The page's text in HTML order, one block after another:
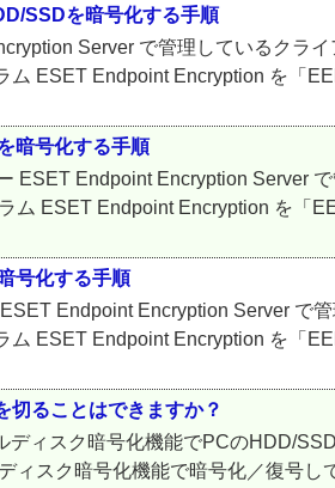
SSDを暗号化する手順
Server で管理しているクラ
ESET Endpoint Encryption を「
暗号化する手順
ESET Endpoint Encryption Server
ム ESET Endpoint Encryption を「
号化する手順
Endpoint Encryption Server で
ESET Endpoint Encryption を「
切ることはできますか？
ィスク暗号化機能でPCのHDD/
ィスク暗号化機能で暗号化／復号